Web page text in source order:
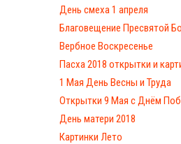
День смеха 1 апреля
Благовещение Пресвятой
Вербное Воскресенье
Пасха 2018 открытки и
1 Мая День Весны и Труда
Открытки 9 Мая с Днём
День матери 2018
Картинки Лето